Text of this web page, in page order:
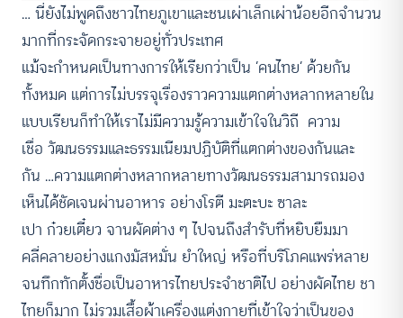
… นี่ยังไม่พูดถึงชาวไทยภูเขาและชนเผ่าเล็กเผ่าน้อยอีกจำนวน
มากที่กระจัดกระจายอยู่ทั่วประเทศ
แม้จะกำหนดเป็นทางการให้เรียกว่าเป็น ’คนไทย’ ด้วยกัน
ทั้งหมด แต่การไม่บรรจุเรื่องราวความแตกต่างหลากหลายใน
แบบเรียนก็ทำให้เราไม่มีความรู้ความเข้าใจในวิถี ความ
เชื่อ วัฒนธรรมและธรรมเนียมปฏิบัติที่แตกต่างของกันและ
กัน …ความแตกต่างหลากหลายทางวัฒนธรรมสามารถมอง
เห็นได้ชัดเจนผ่านอาหาร อย่างโรตี มะตะบะ ซาละ
เปา ก๋วยเตี๋ยว จานผัดต่าง ๆ ไปจนถึงสำรับที่หยิบยืมมา
คลี่คลายอย่างแกงมัสหมั่น ยำใหญ่ หรือที่บริโภคแพร่หลาย
จนทึกทักตั้งชื่อเป็นอาหารไทยประจำชาติไป อย่างผัดไทย ชา
ไทยก็มาก ไม่รวมเสื้อผ้าเครื่องแต่งกายที่เข้าใจว่าเป็นของ